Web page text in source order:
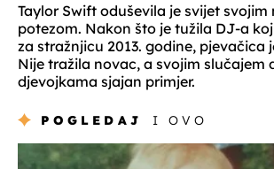
Taylor Swift oduševila je svijet svojim
potezom. Nakon što je tužila DJ-a
za stražnjicu 2013. godine, pjevačica
Nije tražila novac, a svojim slučajem
djevojkama sjajan primjer.
POGLEDAJ I OVO